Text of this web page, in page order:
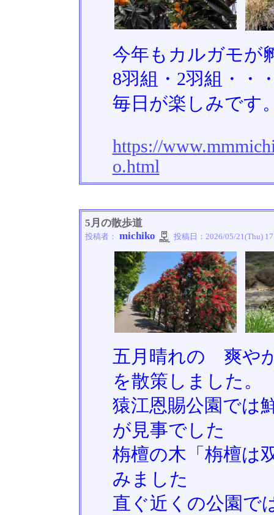
今年もカルガモが
8羽組・2羽組・・
毎日が楽しみです
https://
o.html
5月の散歩道
投稿者： michiko 投稿日： 2026/05/21(Thu)
五月晴れの 爽や
を散策しました。
猿江恩賜公園では
が見事でした
栴檀の木「栴檀は
みました
直ぐ近くの公園で